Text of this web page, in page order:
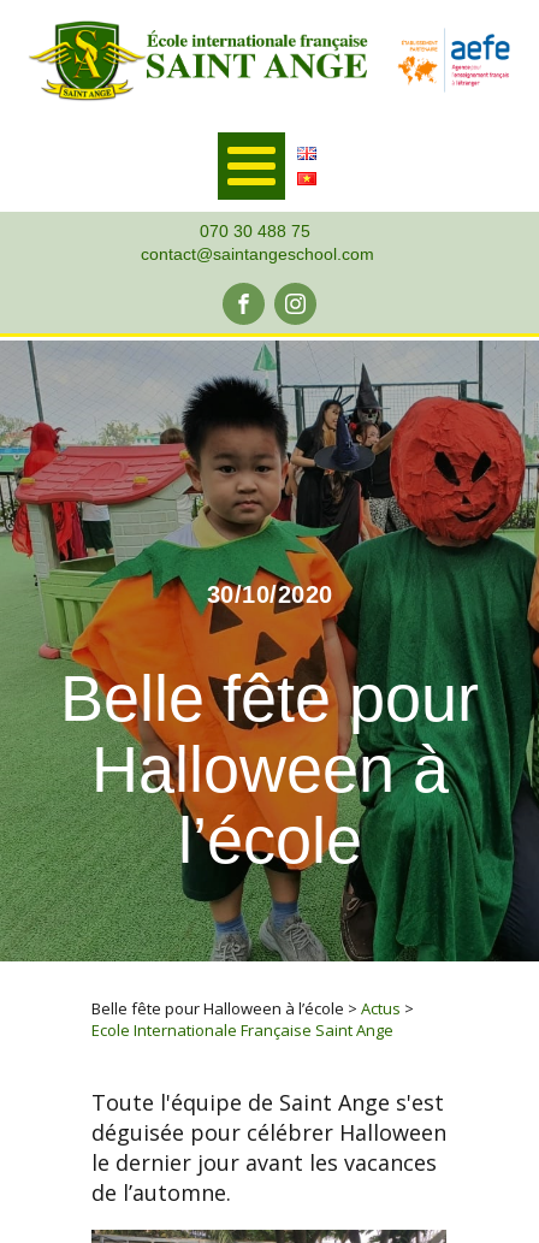
070 30 488 75
contact@saintangeschool.com
30/10/2020
Belle fête pour
Halloween à
l’école
Belle fête pour Halloween à l’école >Actus >
Ecole Internationale Française Saint Ange
Toute l'équipe de Saint Ange s'est
déguisée pour célébrer Halloween
le dernier jour avant les vacances
de l’automne.